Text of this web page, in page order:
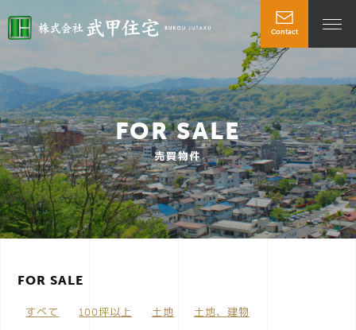
Contact
t
o
g
g
l
FOR SALE
売買物件
FOR SALE
すべて 100坪以上 土地 土地、建物